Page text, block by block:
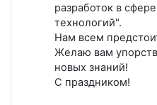
разработок в
технологий".
Нам всем
Желаю вам
новых знаний!
С праздником!